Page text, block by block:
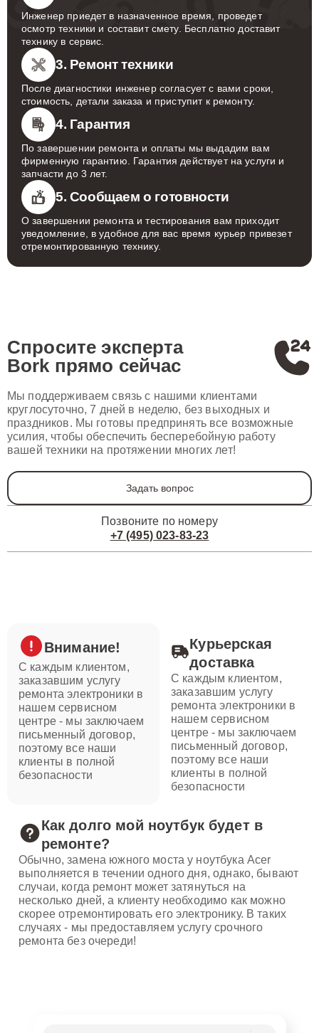
Инженер приедет в назначенное время, проведет
осмотр техники и составит смету. Бесплатно доставит
технику в сервис.
3. Ремонт техники
После диагностики инженер согласует с вами сроки,
стоимость, детали заказа и приступит к ремонту.
4. Гарантия
По завершении ремонта и оплаты мы выдадим вам
фирменную гарантию. Гарантия действует на услуги и
запчасти до 3 лет.
5. Сообщаем о готовности
О завершении ремонта и тестирования вам приходит
уведомление, в удобное для вас время курьер привезет
отремонтированную технику.
Спросите эксперта
Bork прямо сейчас
Мы поддерживаем связь с нашими клиентами
круглосуточно, 7 дней в неделю, без выходных и
праздников. Мы готовы предпринять все возможные
усилия, чтобы обеспечить бесперебойную работу
вашей техники на протяжении многих лет!
Задать вопрос
Позвоните по номеру
+7 (495) 023-83-23
Внимание!
С каждым клиентом,
заказавшим услугу
ремонта электроники в
нашем сервисном
центре - мы заключаем
письменный договор,
поэтому все наши
клиенты в полной
безопасности
Курьерская
доставка
С каждым клиентом,
заказавшим услугу
ремонта электроники в
нашем сервисном
центре - мы заключаем
письменный договор,
поэтому все наши
клиенты в полной
безопасности
Как долго мой ноутбук будет в
ремонте?
Обычно, замена южного моста у ноутбука Acer
выполняется в течении одного дня, однако, бывают
случаи, когда ремонт может затянуться на
несколько дней, а клиенту необходимо как можно
скорее отремонтировать его электронику. В таких
случаях - мы предоставляем услугу срочного
ремонта без очереди!